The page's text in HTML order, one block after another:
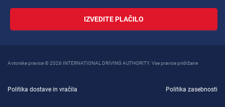
IZVEDITE PLAČILO
Avtorske pravice © 2026 INTERNATIONAL DRIVING AUTHORITY. Vse pravice pridržane
Politika dostave in vračila Politika zasebnosti